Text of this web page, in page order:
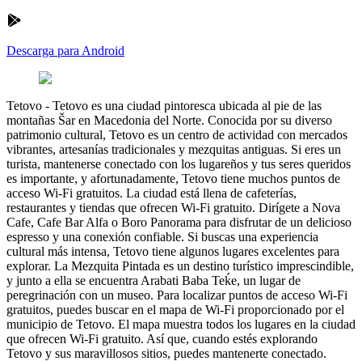
Descarga para Android
Tetovo - Tetovo es una ciudad pintoresca ubicada al pie de las
montañas Šar en Macedonia del Norte. Conocida por su diverso
patrimonio cultural, Tetovo es un centro de actividad con mercados
vibrantes, artesanías tradicionales y mezquitas antiguas. Si eres un
turista, mantenerse conectado con los lugareños y tus seres queridos
es importante, y afortunadamente, Tetovo tiene muchos puntos de
acceso Wi-Fi gratuitos. La ciudad está llena de cafeterías,
restaurantes y tiendas que ofrecen Wi-Fi gratuito. Dirígete a Nova
Cafe, Cafe Bar Alfa o Boro Panorama para disfrutar de un delicioso
espresso y una conexión confiable. Si buscas una experiencia
cultural más intensa, Tetovo tiene algunos lugares excelentes para
explorar. La Mezquita Pintada es un destino turístico imprescindible,
y junto a ella se encuentra Arabati Baba Teḱe, un lugar de
peregrinación con un museo. Para localizar puntos de acceso Wi-Fi
gratuitos, puedes buscar en el mapa de Wi-Fi proporcionado por el
municipio de Tetovo. El mapa muestra todos los lugares en la ciudad
que ofrecen Wi-Fi gratuito. Así que, cuando estés explorando
Tetovo y sus maravillosos sitios, puedes mantenerte conectado.